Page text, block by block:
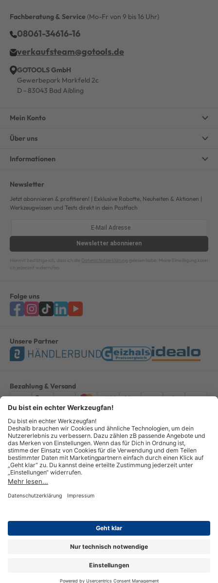
Fachberatung & Service (Mo-Fr von 9 bis 16 Uhr)
08061-34616-16
verkaufsteam@gotools.de
GOTOOLS GmbH
Gewerbepark Markfeld 2c
D - 83043 Bad Aibling
Mein Konto
Über uns
Informationen
Newsletter
Jetzt abonnieren & profitieren! | Exklusive Rabatte, Neuheiten & Aktionen |
Werkzeugwissen und Tests direkt in dein Postfach
Newsletter abonnieren
Hiermit bestätige ich, dass ich die Datenschutzerklärung gelesen habe. Meine Einwilligung kann
ich jederzeit widerrufen.
Folge uns
Unsere Partner
Bezahlung & Versand
ImpressumAGBDatenschutzWiderruf Vertrag widerrufen
Alle Preise verstehen sich inkl. ges. MwSt. *Kostenloser Versand innerhalb
Deutschlands, bei Bestellungen ab 100,00 Euro.
© Copyright 2026 GOTOOLS GmbH - Alle Rechte vorbehalten. powered by
createyourtemplate